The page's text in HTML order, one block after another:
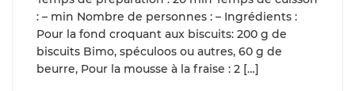
: – min Nombre de personnes : – Ingrédients :
Pour la fond croquant aux biscuits: 200 g de
biscuits Bimo, spéculoos ou autres, 60 g de
beurre, Pour la mousse à la fraise : 2 […]